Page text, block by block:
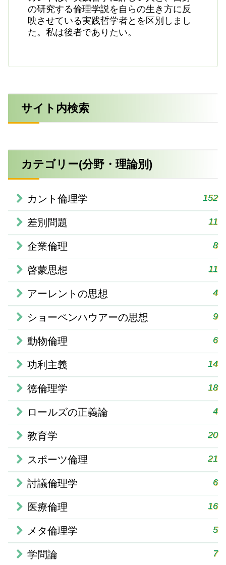
の研究する倫理学説を自らの生き方に反
映させている実践哲学者とを区別しまし
た。私は後者でありたい。
サイト内検索
カテゴリー(分野・理論別)
カント倫理学 152
差別問題 11
企業倫理 8
啓蒙思想 11
アーレントの思想 4
ショーペンハウアーの思想 9
動物倫理 6
功利主義 14
徳倫理学 18
ロールズの正義論 4
教育学 20
スポーツ倫理 21
討議倫理学 6
医療倫理 16
メタ倫理学 5
学問論 7